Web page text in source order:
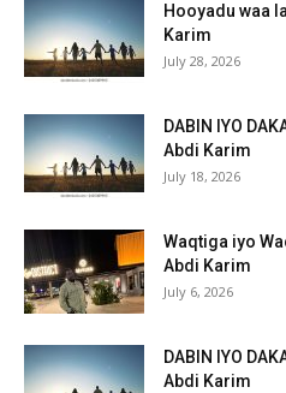
Hooyadu waa
Karim
July 28, 2026
DABIN IYO
Abdi Karim
July 18, 2026
Waqtiga iyo
Abdi Karim
July 6, 2026
DABIN IYO
Abdi Karim